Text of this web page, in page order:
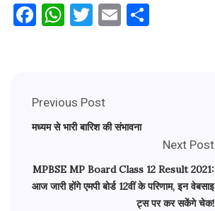
Facebook
WhatsApp
Twitter
Email
Previous Post
मध्यम से भारी बारिश की संभावना
Next Post
MPBSE MP Board Class 12 Result 2021:
आज जारी होंगे एमपी बोर्ड 12वीं के परिणाम, इन वेबसाइ
ट्स पर कर सकेंगे चेक!